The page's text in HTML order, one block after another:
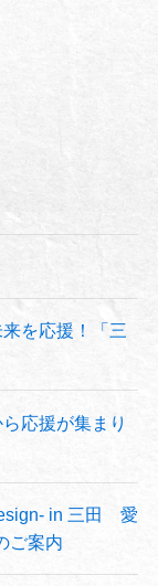
を応援！「三
応援が集まり
in 三田 愛
ご案内